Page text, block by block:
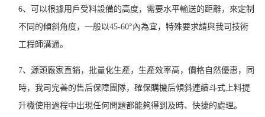
6、
可以根據用戶受料設備的高度，需要水平輸送的距離，來定制
不同的傾斜角度，一般以45-60°內為宜，特殊要求請與我司技術
工程師溝通。
7、 源頭廠家直銷，批量化生產，生產效率高，價格自然優惠，同
時，我司完善的售后保障團隊，確保購機后傾斜連續斗式上料提
升機使用過程中出現任何問題都能夠得到及時、快捷的處理。